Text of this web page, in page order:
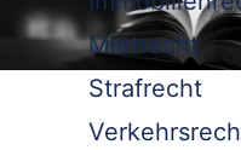
Mietrecht
Strafrecht